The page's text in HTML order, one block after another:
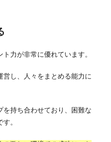
力が非常に優れています。
し、人々をまとめる能力に
を持ち合わせており、困難な
。